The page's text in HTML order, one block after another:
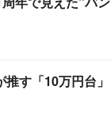
推す「10万円台」